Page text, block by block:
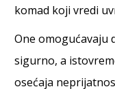
komad koji vredi
One omogućavaju
sigurno, a
osećaja